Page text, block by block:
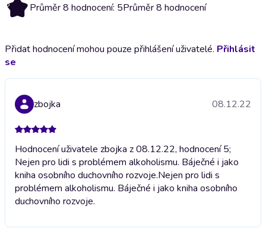
5 Průměr 8 hodnocení: 5Průměr 8 hodnocení
Přidat hodnocení mohou pouze přihlášení uživatelé. Přihlásit
se
zbojka 08.12.22
Hodnocení uživatele zbojka z 08.12.22, hodnocení 5;
Nejen pro lidi s problémem alkoholismu. Báječné i jako
kniha osobního duchovního rozvoje.Nejen pro lidi s
problémem alkoholismu. Báječné i jako kniha osobního
duchovního rozvoje.